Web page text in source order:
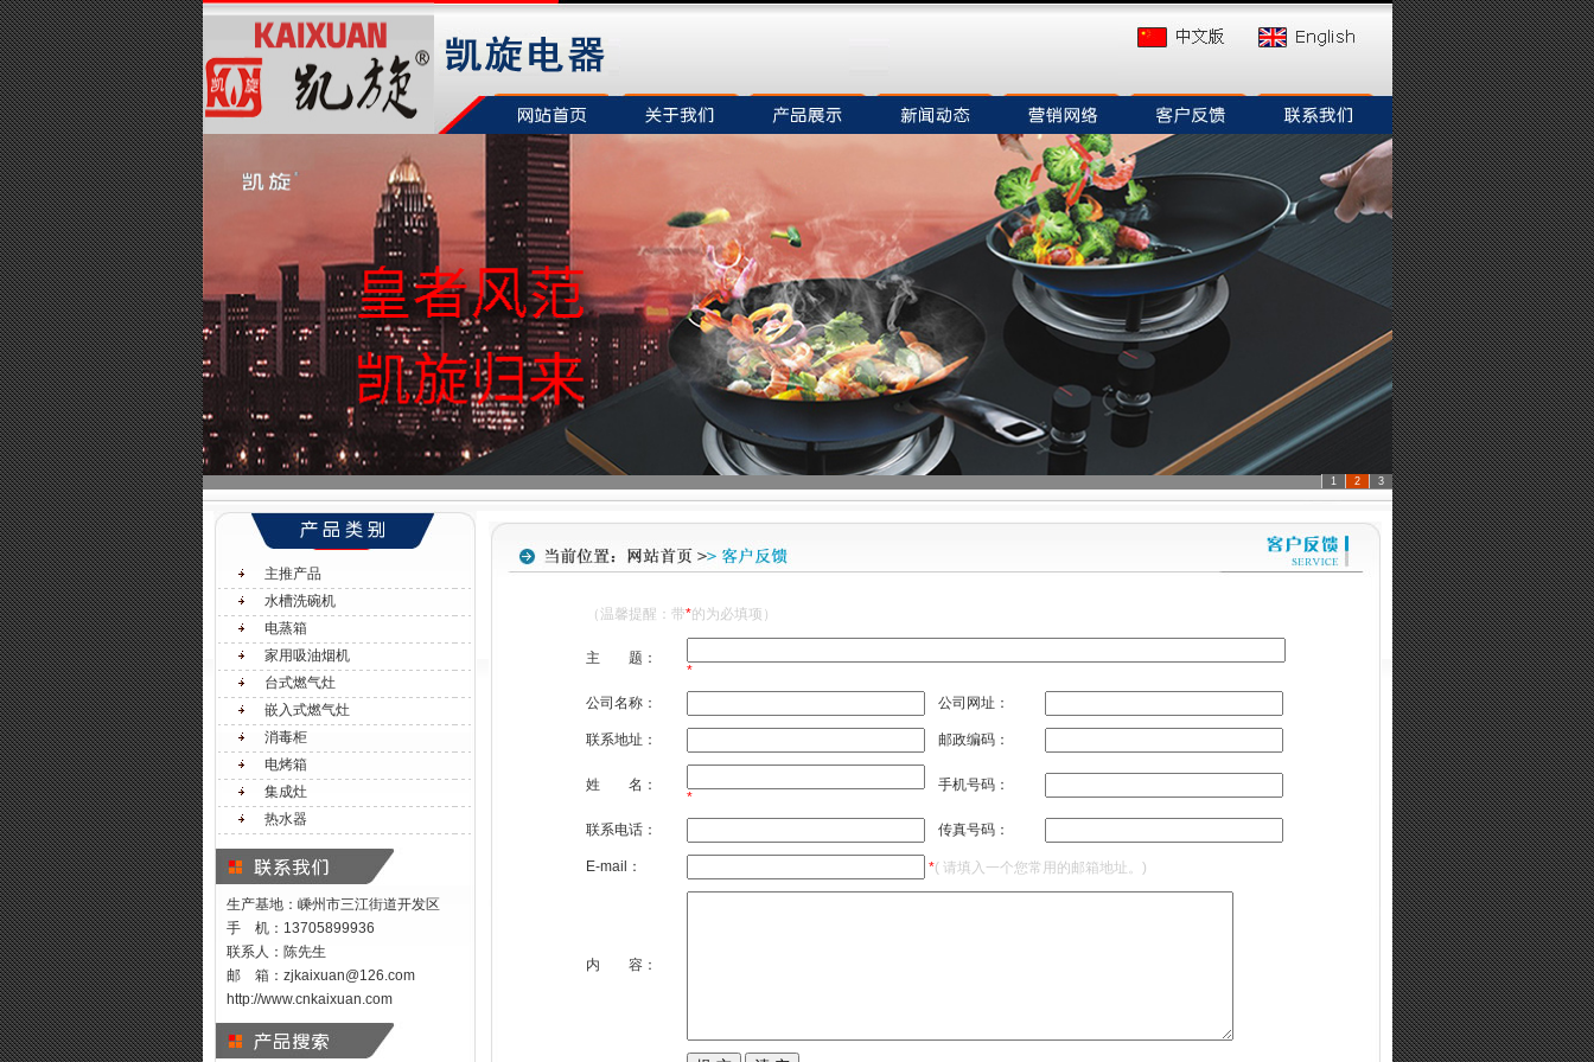
1 2 3
主推产品
水槽洗碗机
电蒸箱
家用吸油烟机
台式燃气灶
嵌入式燃气灶
消毒柜
电烤箱
集成灶
热水器
生产基地：嵊州市三江街道开发区
手 机：13705899936
联系人：陈先生
邮 箱： zjkaixuan@126.com
http://www.cnkaixuan.com
（温馨提醒：带*的为必填项）
主 题：
*
公司名称：
公司网址：
联系地址： 邮政编码：
姓 名：
*
手机号码：
联系电话： 传真号码：
E-mail： *( 请填入一个您常用的邮箱地址。)
内 容：